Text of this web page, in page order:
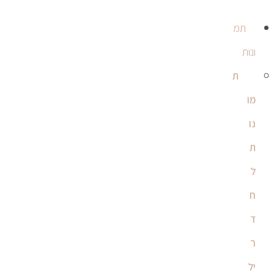
תמ
ונות
ת
מו
נו
ת
ל
ח
ד
ר
יל